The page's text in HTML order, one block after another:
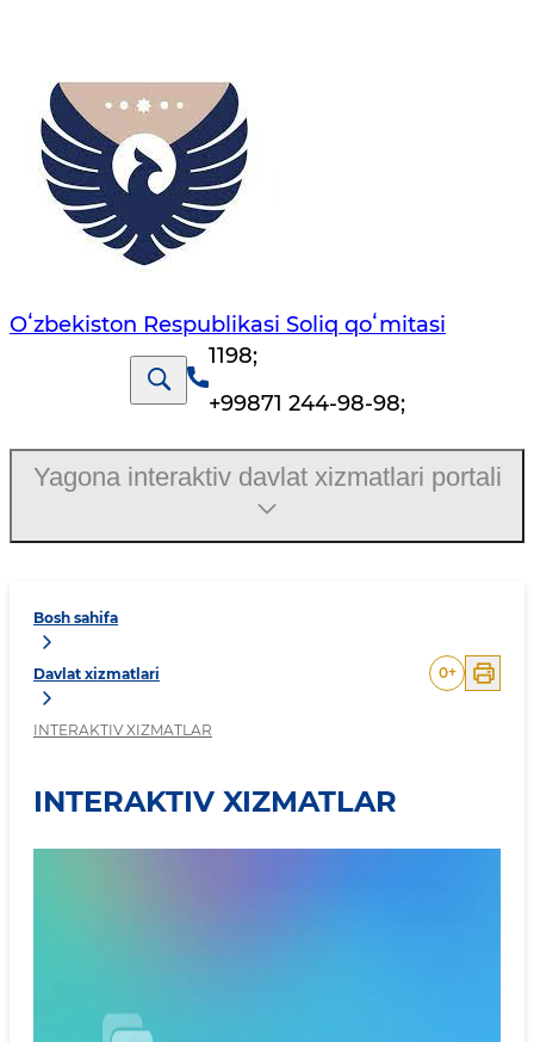
Oʻzbekiston Respublikasi Soliq qoʻmitasi
1198;
+99871 244-98-98;
Bosh sahifa
Davlat xizmatlari
INTERAKTIV XIZMATLAR
0+
INTERAKTIV XIZMATLAR
Yagona interaktiv davlat xizmatlari portali